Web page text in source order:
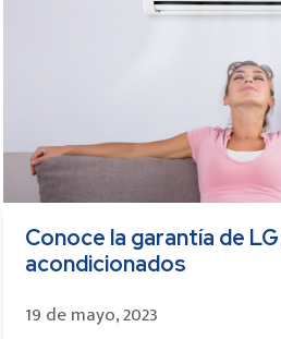
Conoce la garantía de
acondicionados
19 de mayo, 2023